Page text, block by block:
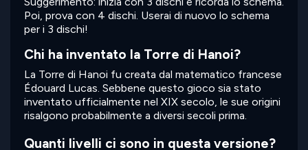
Poi, prova con 4 dischi. Userai di nuovo lo schema
per i 3 dischi!
Chi ha inventato la Torre di Hanoi?
La Torre di Hanoi fu creata dal matematico francese
Édouard Lucas. Sebbene questo gioco sia stato
inventato ufficialmente nel XIX secolo, le sue origini
risalgono probabilmente a diversi secoli prima.
Quanti livelli ci sono in questa versione?